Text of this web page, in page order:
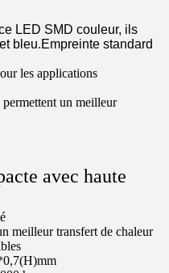
LED SMD couleur, ils
bleu.Empreinte standard
les applications
un meilleur
avec haute
meilleur transfert de chaleur